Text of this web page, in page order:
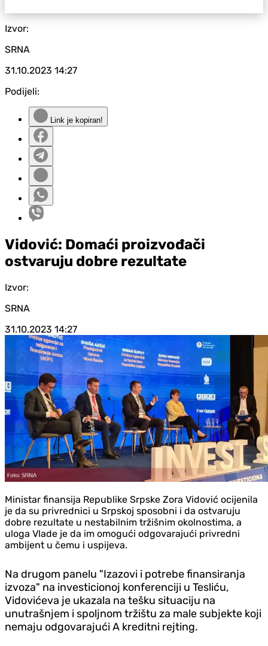
Izvor:
SRNA
31.10.2023 14:27
Podijeli:
Link je kopiran!
Vidović: Domaći proizvođači
ostvaruju dobre rezultate
Izvor:
SRNA
31.10.2023 14:27
Ministar finansija Republike Srpske Zora Vidović ocijenila
je da su privrednici u Srpskoj sposobni i da ostvaruju
dobre rezultate u nestabilnim tržišnim okolnostima, a
uloga Vlade je da im omogući odgovarajući privredni
ambijent u čemu i uspijeva.
Na drugom panelu "Izazovi i potrebe finansiranja
izvoza" na investicionoj konferenciji u Tesliću,
Vidovićeva je ukazala na tešku situaciju na
unutrašnjem i spoljnom tržištu za male subjekte koji
nemaju odgovarajući A kreditni rejting.